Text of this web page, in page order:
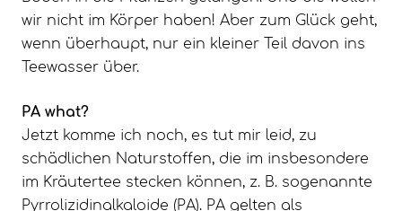
wir nicht im Körper haben! Aber zum Glück geht,
wenn überhaupt, nur ein kleiner Teil davon ins
Teewasser über.
PA what?
Jetzt komme ich noch, es tut mir leid, zu
schädlichen Naturstoffen, die im insbesondere
im Kräutertee stecken können, z. B. sogenannte
Pyrrolizidinalkaloide (PA). PA gelten als